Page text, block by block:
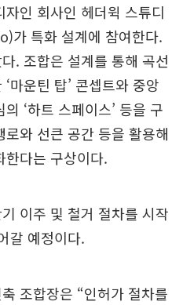
자인 회사인 헤더윅 스튜디
특화 설계에 참여한다.
. 조합은 설계를 통해 곡선
마운틴 탑’ 콘셉트와 중앙
‘하트 스페이스’ 등을 구
와 선큰 공간 등을 활용해
다는 구상이다.
이주 및 철거 절차를 시작
갈 예정이다.
조합장은 “인허가 절차를